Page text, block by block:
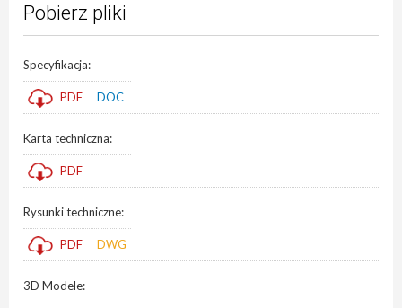
Pobierz pliki
Specyfikacja:
PDF DOC
Karta techniczna:
PDF
Rysunki techniczne:
PDF DWG
3D Modele: